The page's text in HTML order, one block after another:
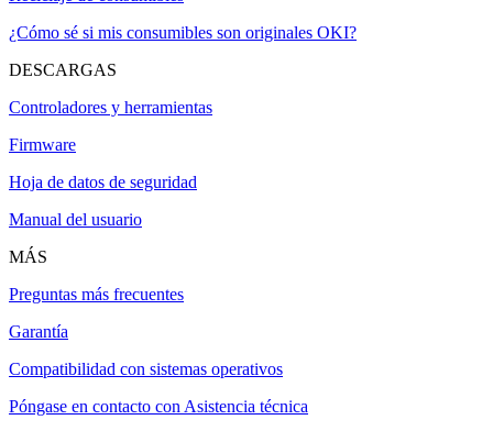
¿Cómo sé si mis consumibles son originales OKI?
DESCARGAS
Controladores y herramientas
Firmware
Hoja de datos de seguridad
Manual del usuario
MÁS
Preguntas más frecuentes
Garantía
Compatibilidad con sistemas operativos
Póngase en contacto con Asistencia técnica